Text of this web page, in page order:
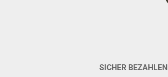
SICHER BEZAHLEN